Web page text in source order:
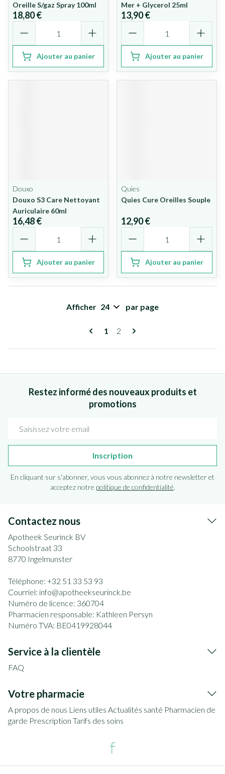
Oreille S/gaz Spray 100ml
18,80 €
Ajouter au panier
Mer + Glycerol 25ml
13,90 €
Ajouter au panier
Douxo
Douxo S3 Care Nettoyant
Auriculaire 60ml
16,48 €
Ajouter au panier
Quies
Quies Cure Oreilles Souple
12,90 €
Ajouter au panier
Pages
Vous lisez actuellement la page
1 Page
2
Afficher par page
Restez informé des nouveaux produits et
promotions
Inscription
En cliquant sur s'abonner, vous vous abonnez à notre newsletter et
acceptez notre politique de confidentialité.
Contactez nous
Apotheek Seurinck BV
Schoolstraat 33
8770 Ingelmunster
Téléphone: +32 51 33 53 93
Courriel: info@apotheekseurinck.be
Numéro de licence: 360704
Pharmacien responsable: Kathleen Persyn
Numéro TVA: BE0419928044
Service à la clientèle
FAQ
Votre pharmacie
A propos de nous Liens utiles Actualités santé Pharmacien de
garde Prescription Tarifs des soins